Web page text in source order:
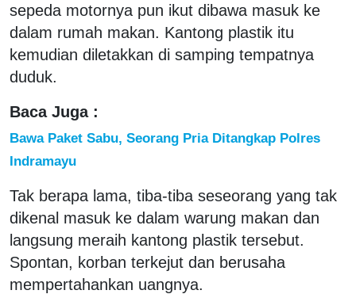
sepeda motornya pun ikut dibawa masuk ke
dalam rumah makan. Kantong plastik itu
kemudian diletakkan di samping tempatnya
duduk.
Baca Juga :
Bawa Paket Sabu, Seorang Pria Ditangkap Polres
Indramayu
Tak berapa lama, tiba-tiba seseorang yang tak
dikenal masuk ke dalam warung makan dan
langsung meraih kantong plastik tersebut.
Spontan, korban terkejut dan berusaha
mempertahankan uangnya.